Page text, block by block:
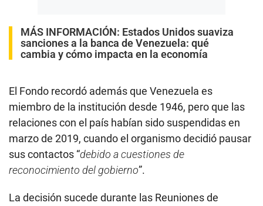
MÁS INFORMACIÓN: Estados Unidos suaviza
sanciones a la banca de Venezuela: qué
cambia y cómo impacta en la economía
El Fondo recordó además que Venezuela es
miembro de la institución desde 1946, pero que las
relaciones con el país habían sido suspendidas en
marzo de 2019, cuando el organismo decidió pausar
sus contactos “debido a cuestiones de
reconocimiento del gobierno”.
La decisión sucede durante las Reuniones de